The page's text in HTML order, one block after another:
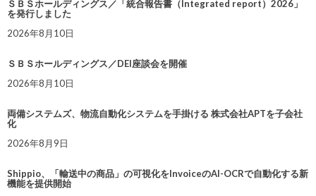
ＳＢＳホールディングス／「統合報告書（Integrated report）2026」
を発行しました
2026年8月10日
ＳＢＳホールディングス／DEI座談会を開催
2026年8月10日
両備システムズ、物流自動化システムを手掛ける 株式会社APTを子会社
化
2026年8月9日
Shippio、「輸送中の商品」の可視化をInvoiceのAI-OCRで自動化する新
機能を提供開始